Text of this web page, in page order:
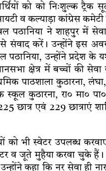
को को निःशुल्क ट्रैक
व कल्याड़ा कांग्रेस
पठानिया ने शाहपुर में
संवाद करें। उन्होंने इस
उन्होंने प्रदेश के
क्षेत्र में बच्चों की सेवा
पाठशाला कुठारना,
कुठारना, रा० मा०
छात्र एवं 229 छात्राएं
को भी स्वेटर उपलब्ध
व जूते मुहैया करवा चुके हैं।
कहा कि नर सेवा ही